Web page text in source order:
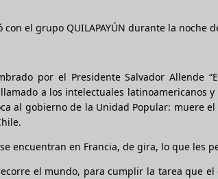
con el grupo QUILAPAYÚN durante la noche
por el Presidente Salvador Allende
a los intelectuales latinoamericanos
al gobierno de la Unidad Popular: muere
encuentran en Francia, de gira, lo que les
recorre el mundo, para cumplir la tarea que